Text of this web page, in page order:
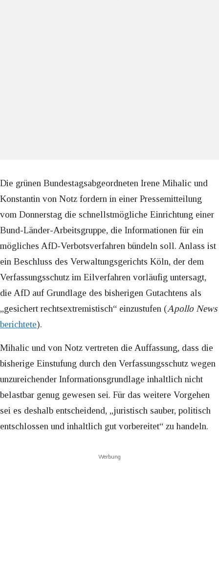
Die grünen Bundestagsabgeordneten Irene Mihalic und
Konstantin von Notz fordern in einer Pressemitteilung
vom Donnerstag die schnellstmögliche Einrichtung einer
Bund-Länder-Arbeitsgruppe, die Informationen für ein
mögliches AfD-Verbotsverfahren bündeln soll. Anlass ist
ein Beschluss des Verwaltungsgerichts Köln, der dem
Verfassungsschutz im Eilverfahren vorläufig untersagt,
die AfD auf Grundlage des bisherigen Gutachtens als
„gesichert rechtsextremistisch“ einzustufen (Apollo News
berichtete).
Mihalic und von Notz vertreten die Auffassung, dass die
bisherige Einstufung durch den Verfassungsschutz wegen
unzureichender Informationsgrundlage inhaltlich nicht
belastbar genug gewesen sei. Für das weitere Vorgehen
sei es deshalb entscheidend, „juristisch sauber, politisch
entschlossen und inhaltlich gut vorbereitet“ zu handeln.
Werbung